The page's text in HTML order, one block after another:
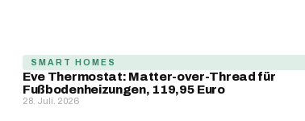
SMART HOMES
Eve Thermostat: Matter-over-Thread für
Fußbodenheizungen, 119,95 Euro
28. Juli. 2026